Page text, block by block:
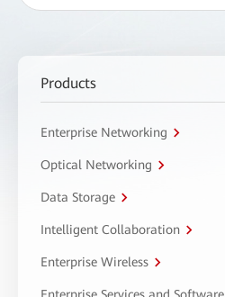
Products
Enterprise Networking
Optical Networking
Data Storage
Intelligent Collaboration
Enterprise Wireless